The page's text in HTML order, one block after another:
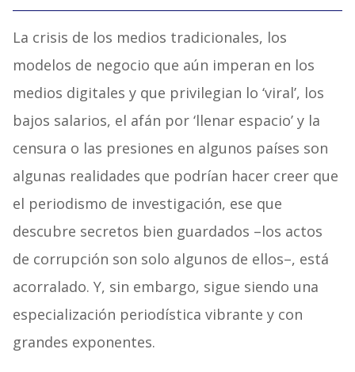
La crisis de los medios tradicionales, los
modelos de negocio que aún imperan en los
medios digitales y que privilegian lo ‘viral’, los
bajos salarios, el afán por ‘llenar espacio’ y la
censura o las presiones en algunos países son
algunas realidades que podrían hacer creer que
el periodismo de investigación, ese que
descubre secretos bien guardados –los actos
de corrupción son solo algunos de ellos–, está
acorralado. Y, sin embargo, sigue siendo una
especialización periodística vibrante y con
grandes exponentes.